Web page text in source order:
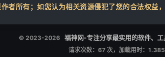
者所有；如您认为相关资源侵犯了您的合法权
© 2023-2026 福神网-专注分享最实用的软件、工
请求次数：67 次，加载用时：